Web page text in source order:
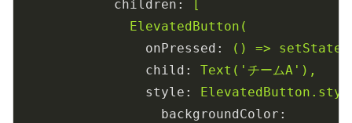
children:
[
ElevatedButton(
onPressed:
() =>
child:
Text('チームA'),
style:
backgroundColor: